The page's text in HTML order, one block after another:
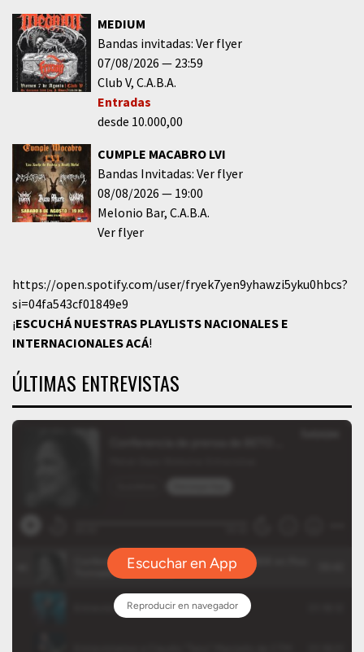
MEDIUM
Bandas invitadas: Ver flyer
07/08/2026
23:59
Club V C.A.B.A.
Entradas
desde 10.000,00
CUMPLE MACABRO LVI
Bandas Invitadas: Ver flyer
08/08/2026
19:00
Melonio Bar C.A.B.A.
Ver flyer
https://open.spotify.com/user/fryek7yen9yhawzi5yku0hbcs?
si=04fa543cf01849e9
¡ESCUCHÁ NUESTRAS PLAYLISTS NACIONALES E
INTERNACIONALESACÁ!
ÚLTIMAS ENTREVISTAS